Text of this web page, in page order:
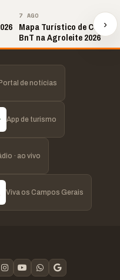
7 AGO
Mapa Turístico de Castro
BnT na Agroleite 2026
›
Portal de notícias
App de turismo
· ao vivo
Viva os Campos Gerais